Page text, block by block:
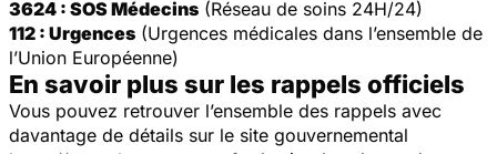
3624 : SOS Médecins (Réseau de soins 24H/24)
112 : Urgences (Urgences médicales dans l’ensemble de
l’Union Européenne)
En savoir plus sur les rappels officiels
Vous pouvez retrouver l’ensemble des rappels avec
davantage de détails sur le site gouvernemental